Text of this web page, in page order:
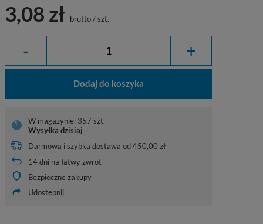
3,08 zł brutto/szt.
- +
Dodaj do koszyka
W magazynie: 357 szt.
Wysyłkadzisiaj
Darmowa i szybka dostawa od450,00 zł
14dni na łatwy zwrot
Bezpieczne zakupy
Udostępnij